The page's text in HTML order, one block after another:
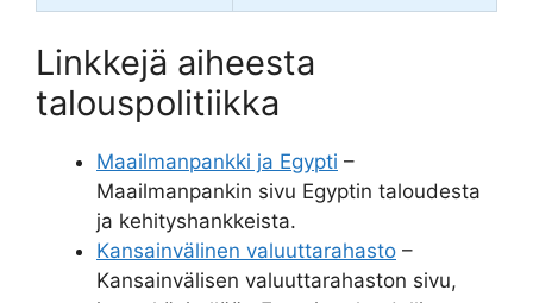
Linkkejä aiheesta
talouspolitiikka
Maailmanpankki ja Egypti –
Maailmanpankin sivu Egyptin taloudesta
ja kehityshankkeista.
Kansainvälinen valuuttarahasto –
Kansainvälisen valuuttarahaston sivu,